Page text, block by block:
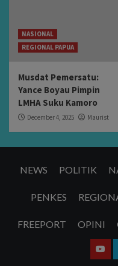
NASIONAL
REGIONAL PAPUA
Musdat Pemersatu:
Yance Boyau Pimpin
LMHA Suku Kamoro
December 4, 2025 Maurist
NEWS POLITIK
PENKES
FREEPORT OPINI